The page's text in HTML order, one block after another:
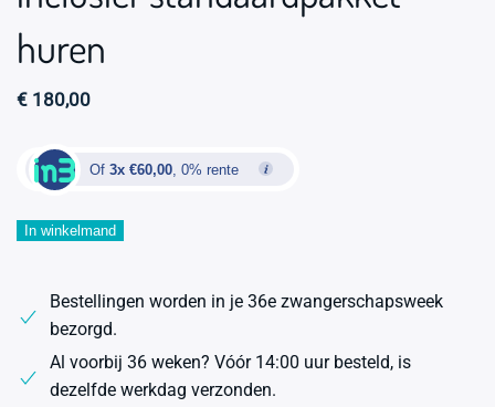
huren
€ 180,00
Of 3x €60,00, 0% rente
Bevallingsbad
pers.
inclusief
standaardpakket
huren
In winkelmand
Bestellingen worden in je 36e zwangerschapsweek
bezorgd.
Al voorbij 36 weken? Vóór 14:00 uur besteld, is
dezelfde werkdag verzonden.